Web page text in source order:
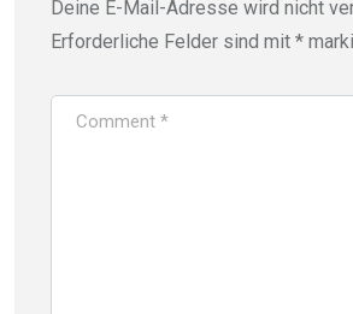
Deine E-Mail-Adresse wird nicht
Erforderliche Felder sind mit *